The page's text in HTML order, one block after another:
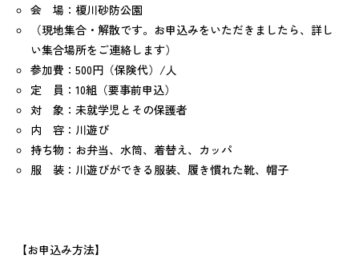
会 場：榎川砂防公園
（現地集合・解散です。お申込みをいただきましたら、詳し
い集合場所をご連絡します）
参加費：500円（保険代）/人
定 員：10組（要事前申込）
対 象：未就学児とその保護者
内 容：川遊び
持ち物：お弁当、水筒、着替え、カッパ
服 装：川遊びができる服装、履き慣れた靴、帽子
【お申込み方法】